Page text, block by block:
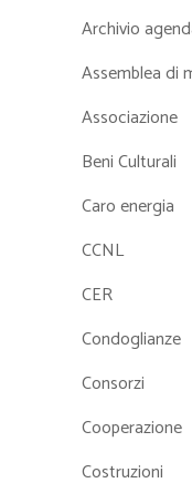
Archivio
Assemblea di
Associazione
Beni Culturali
Caro energia
CCNL
CER
Condoglianze
Consorzi
Cooperazione
Costruzioni